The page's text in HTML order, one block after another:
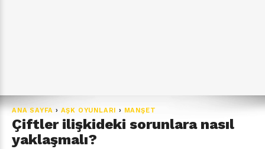
ANA SAYFA › AŞK OYUNLARI › MANŞET
Çiftler ilişkideki sorunlara nasıl
yaklaşmalı?